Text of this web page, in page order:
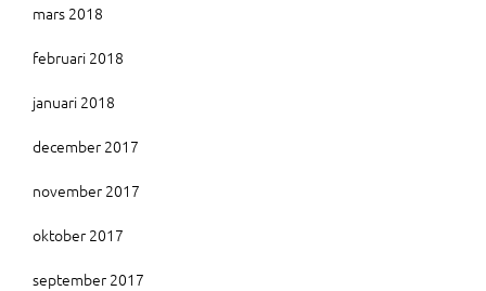
mars 2018
februari 2018
januari 2018
december 2017
november 2017
oktober 2017
september 2017